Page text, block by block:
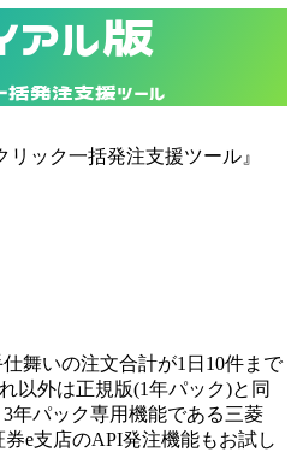
アル版
括発注支援ツール
リック一括発注支援ツール』
舞いの注文合計が1日10件まで
以外は正規版(1年パック)と同
年パック専用機能である三菱
e支店のAPI発注機能もお試し